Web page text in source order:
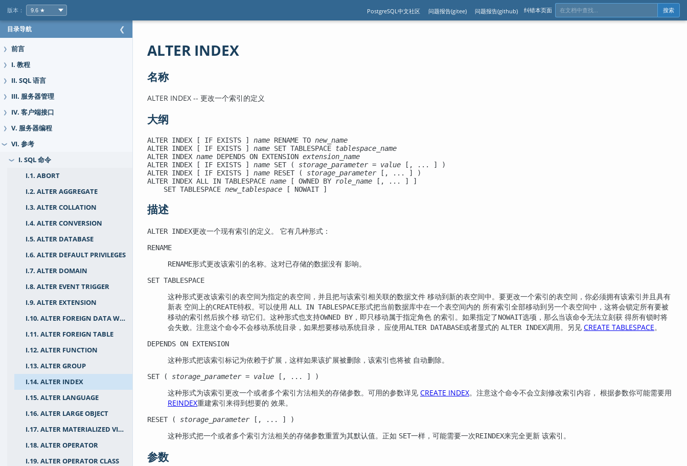
版本： PostgreSQL中文社区 问题报告(gitee) 问题报告(github) 纠错本页面 搜索
目录导航 ❮
❯ 前言
❯ I. 教程
❯ II. SQL 语言
❯ III. 服务器管理
❯ IV. 客户端接口
❯ V. 服务器编程
❯ VI. 参考
❯
I. SQL 命令
I.1. ABORT
I.2. ALTER AGGREGATE
I.3. ALTER COLLATION
I.4. ALTER CONVERSION
I.5. ALTER DATABASE
I.6. ALTER DEFAULT PRIVILEGES
I.7. ALTER DOMAIN
I.8. ALTER EVENT TRIGGER
I.9. ALTER EXTENSION
I.10. ALTER FOREIGN DATA WRAPPER
I.11. ALTER FOREIGN TABLE
I.12. ALTER FUNCTION
I.13. ALTER GROUP
I.14. ALTER INDEX
I.15. ALTER LANGUAGE
I.16. ALTER LARGE OBJECT
I.17. ALTER MATERIALIZED VIEW
I.18. ALTER OPERATOR
I.19. ALTER OPERATOR CLASS
ALTER INDEX
名称
ALTER INDEX -- 更改一个索引的定义
大纲
ALTER INDEX [ IF EXISTS ] name RENAME TO new_name
ALTER INDEX [ IF EXISTS ] name SET TABLESPACE tablespace_name
ALTER INDEX name DEPENDS ON EXTENSION extension_name
ALTER INDEX [ IF EXISTS ] name SET ( storage_parameter = value [, ... ] )
ALTER INDEX [ IF EXISTS ] name RESET ( storage_parameter [, ... ] )
ALTER INDEX ALL IN TABLESPACE name [ OWNED BY role_name [, ... ] ]
    SET TABLESPACE
new_tablespace [ NOWAIT ]
描述
ALTER INDEX更改一个现有索引的定义。 它有几种形式：
RENAME
RENAME形式更改该索引的名称。这对已存储的数据没有 影响。
SET TABLESPACE
这种形式更改该索引的表空间为指定的表空间，并且把与该索引相关联的数据文件 移动到新的表空间中。要更改一个索引的表空间，你必须拥有该索引并且具有
新表 空间上的CREATE特权。可以使用 ALL IN TABLESPACE形式把当前数据库中在一个表空间内的 所有索引全部移动到另一个表空间中，这将会锁定所有要被
移动的索引然后挨个移 动它们。这种形式也支持OWNED BY ，即只移动属于指定角色 的索引。如果指定了NOWAIT选项，那么当该命令无法立刻获 得所有锁时将
会失败。注意这个命令不会移动系统目录，如果想要移动系统目录， 应使用ALTER DATABASE或者显式的 ALTER INDEX调用。另见 CREATE TABLESPACE。
DEPENDS ON EXTENSION
这种形式把该索引标记为依赖于扩展，这样如果该扩展被删除，该索引也将被 自动删除。
SET ( storage_parameter= value [, ... ] )
这种形式为该索引更改一个或者多个索引方法相关的存储参数。可用的参数详见 CREATE INDEX。注意这个命令不会立刻修改索引内容， 根据参数你可能需要用
REINDEX重建索引来得到想要的 效果。
RESET ( storage_parameter[, ... ] )
这种形式把一个或者多个索引方法相关的存储参数重置为其默认值。正如 SET一样，可能需要一次REINDEX来完全更新 该索引。
参数